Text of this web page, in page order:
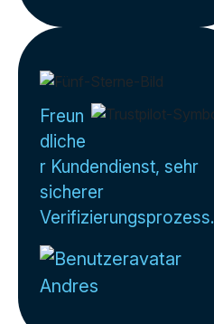
Freun
dliche
r Kundendienst, sehr
sicherer
Verifizierungsprozess.
Andres